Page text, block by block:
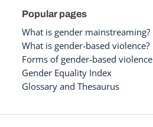
Popular pages
What is gender mainstreaming?
What is gender-based violence?
Forms of gender-based violence
Gender Equality Index
Glossary and Thesaurus